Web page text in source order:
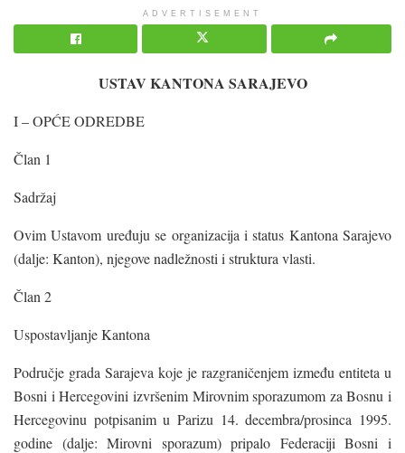
ADVERTISEMENT
USTAV KANTONA SARAJEVO
I – OPĆE ODREDBE
Član 1
Sadržaj
Ovim Ustavom uređuju se organizacija i status Kantona Sarajevo
(dalje: Kanton), njegove nadležnosti i struktura vlasti.
Član 2
Uspostavljanje Kantona
Područje grada Sarajeva koje je razgraničenjem između entiteta u
Bosni i Hercegovini izvršenim Mirovnim sporazumom za Bosnu i
Hercegovinu potpisanim u Parizu 14. decembra/prosinca 1995.
godine (dalje: Mirovni sporazum) pripalo Federaciji Bosni i